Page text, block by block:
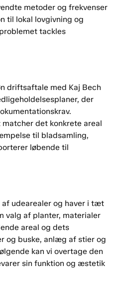
metoder og frekvenser
til lokal lovgivning og
tackles
driftsaftale med Kaj Bech
der
det konkrete areal
til bladsamling,
løbende til
udearealer og haver i tæt
valg af planter, materialer
areal og dets
og buske, anlæg af stier og
kan vi overtage den
sin funktion og æstetik